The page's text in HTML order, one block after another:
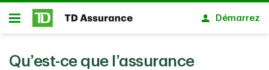
Passer au contenu principal
Ouvert
Démarrez
Qu’est-ce que l’assurance